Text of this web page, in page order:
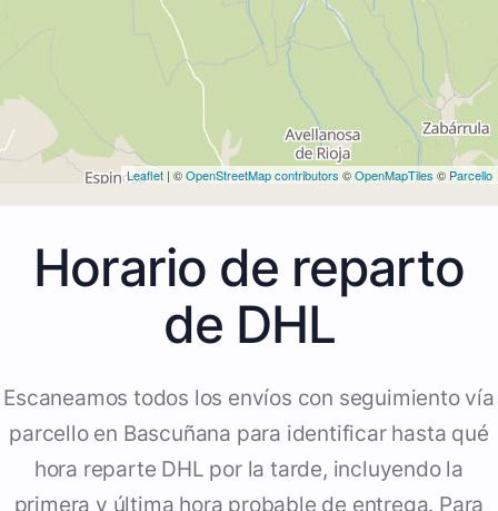
Leaflet | ©OpenStreetMap contributors ©OpenMapTiles © Parcello
Horario de reparto
de DHL
Escaneamos todos los envíos con seguimiento vía
parcello en Bascuñana para identificar hasta qué
hora reparte DHL por la tarde, incluyendo la
primera y última hora probable de entrega. Para